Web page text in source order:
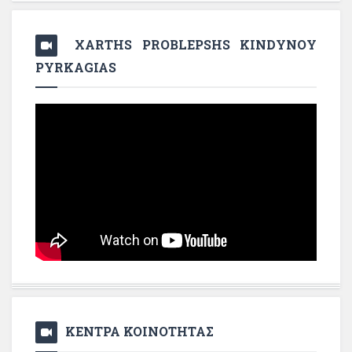
XARTHS PROBLEPSHS KINDYNOY
PYRKAGIAS
ΚΕΝΤΡΑ ΚΟΙΝΟΤΗΤΑΣ